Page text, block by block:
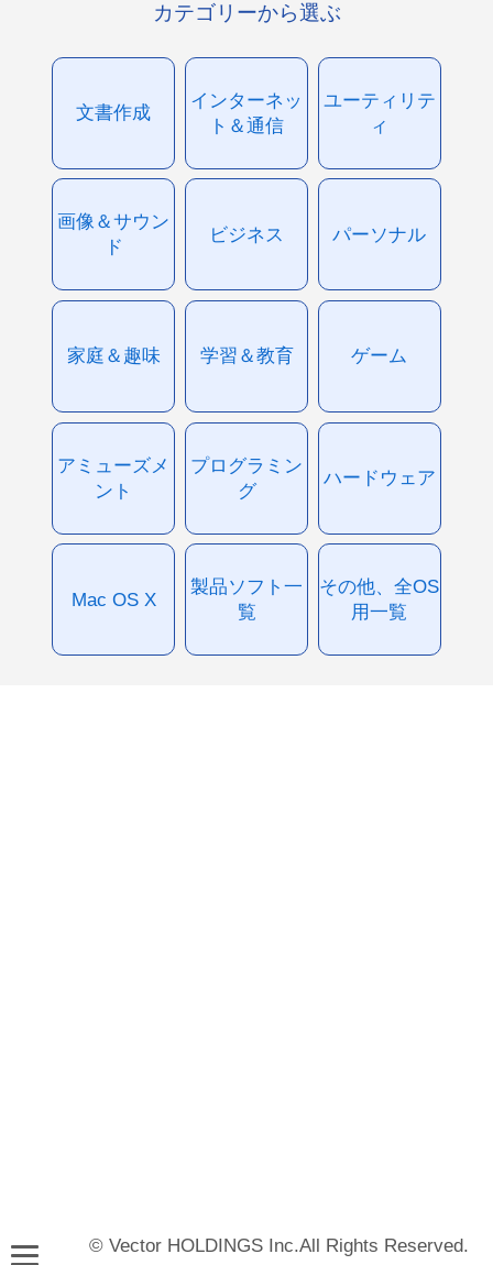
カテゴリーから選ぶ
文書作成
インターネッ
ト＆通信
ユーティリテ
ィ
画像＆サウン
ド
ビジネス パーソナル
家庭＆趣味 学習＆教育 ゲーム
アミューズメ
ント
プログラミン
グ
ハードウェア
Mac OS X
製品ソフト一
覧
その他、全OS
用一覧
© Vector HOLDINGS Inc.All Rights Reserved.